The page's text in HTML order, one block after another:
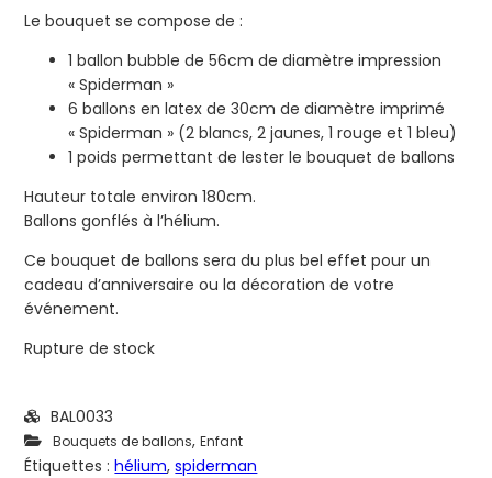
Le bouquet se compose de :
1 ballon bubble de 56cm de diamètre impression
« Spiderman »
6 ballons en latex de 30cm de diamètre imprimé
« Spiderman » (2 blancs, 2 jaunes, 1 rouge et 1 bleu)
1 poids permettant de lester le bouquet de ballons
Hauteur totale environ 180cm.
Ballons gonflés à l’hélium.
Ce bouquet de ballons sera du plus bel effet pour un
cadeau d’anniversaire ou la décoration de votre
événement.
Rupture de stock
BAL0033
Bouquets de ballons,Enfant
Étiquettes :hélium,spiderman